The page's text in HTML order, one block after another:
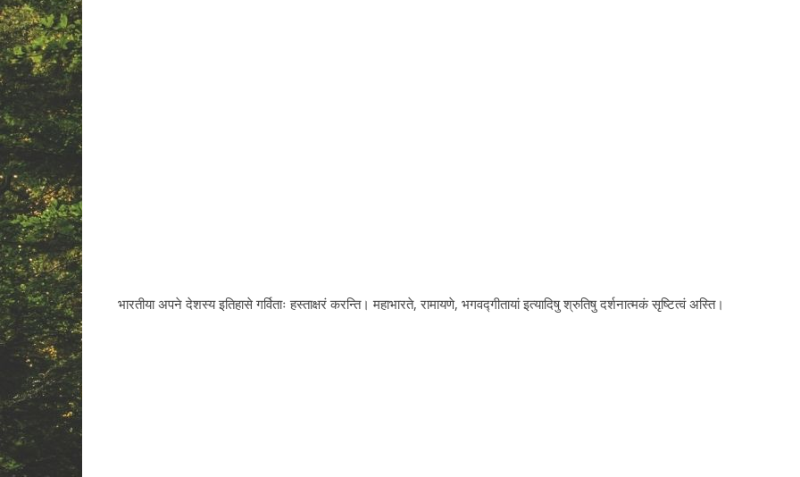
भारतीया अपने देशस्य इतिहासे गर्विताः हस्ताक्षरं करन्ति। महाभारते, रामायणे, भगवद्गीतायां इत्यादिषु श्रुतिषु दर्शनात्मकं सृष्टित्वं अस्ति।